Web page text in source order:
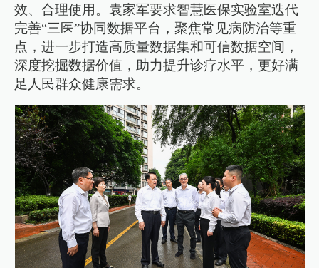
效、合理使用。袁家军要求智慧医保实验室迭代
完善“三医”协同数据平台，聚焦常见病防治等重
点，进一步打造高质量数据集和可信数据空间，
深度挖掘数据价值，助力提升诊疗水平，更好满
足人民群众健康需求。